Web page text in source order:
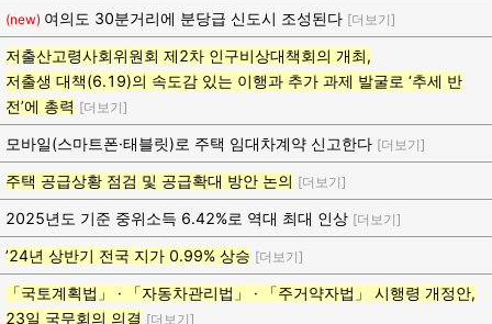
(new) 여의도 30분거리에 분당급 신도시 조성된다 [더보기]
저출산고령사회위원회 제2차 인구비상대책회의 개최,
저출생 대책(6.19)의 속도감 있는 이행과 추가 과제 발굴로 ‘추세 반
전’에 총력 [더보기]
모바일(스마트폰·태블릿)로 주택 임대차계약 신고한다 [더보기]
주택 공급상황 점검 및 공급확대 방안 논의 [더보기]
2025년도 기준 중위소득 6.42%로 역대 최대 인상 [더보기]
’24년 상반기 전국 지가 0.99% 상승 [더보기]
「국토계획법」 · 「자동차관리법」 · 「주거약자법」 시행령 개정안,
23일 국무회의 의결 [더보기]